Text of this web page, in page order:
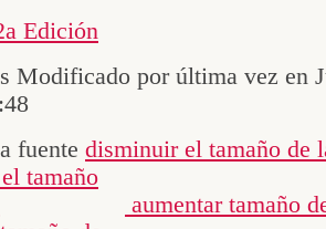
Edición
Modificado por última vez en
fuente disminuir el tamaño de
aumentar tamaño